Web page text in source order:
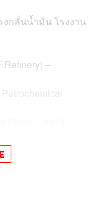
งกลั่นน้ำมัน โรงงาน
–
Petrochemical